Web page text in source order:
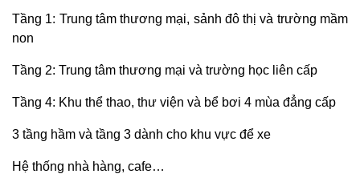
Tầng 1: Trung tâm thương mại, sảnh đô thị và trường mầm
non
Tầng 2: Trung tâm thương mại và trường học liên cấp
Tầng 4: Khu thể thao, thư viện và bể bơi 4 mùa đẳng cấp
3 tầng hầm và tầng 3 dành cho khu vực để xe
Hệ thống nhà hàng, cafe…